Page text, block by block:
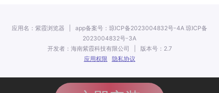
应用名：紫霞浏览器 | app备案号：琼ICP备2023004832号-4A 琼ICP备
2023004832号-3A
开发者：海南紫霞科技有限公司 | 版本号：2.7
应用权限
隐私协议